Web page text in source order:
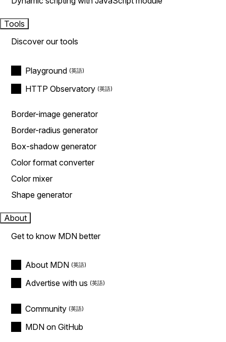
Tools
Discover our tools
Playground
HTTP Observatory
Border-image generator
Border-radius generator
Box-shadow generator
Color format converter
Color mixer
Shape generator
About
Get to know MDN better
About MDN
Advertise with us
Community
MDN on GitHub